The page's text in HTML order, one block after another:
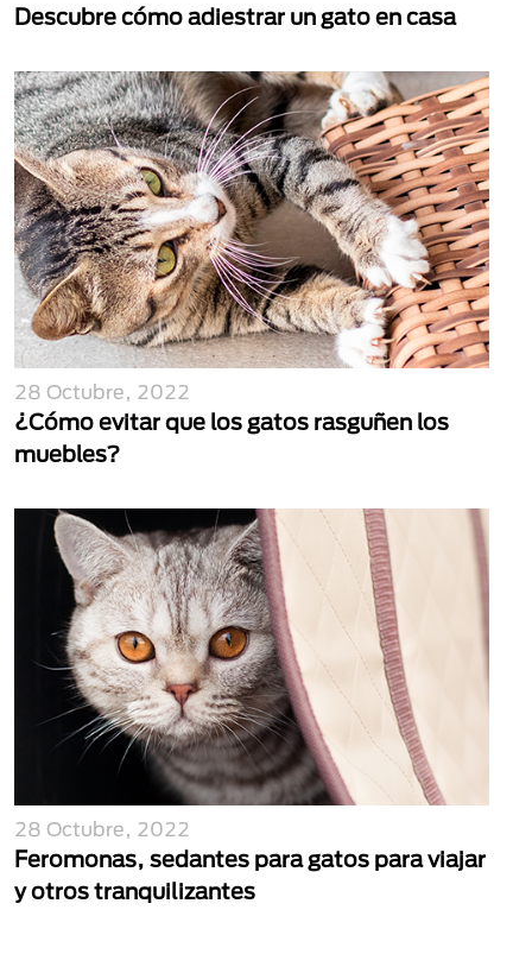
Descubre cómo adiestrar un gato en casa
28 Octubre, 2022
¿Cómo evitar que los gatos rasguñen los
muebles?
28 Octubre, 2022
Feromonas, sedantes para gatos para viajar
y otros tranquilizantes